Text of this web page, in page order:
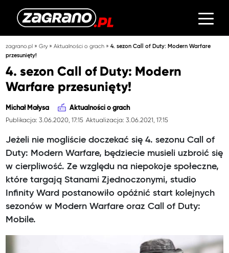
zagrano.pl »Gry»Aktualności o grach »4. sezon Call of Duty: Modern Warfare
przesunięty!
4. sezon Call of Duty: Modern
Warfare przesunięty!
Michał Małysa Aktualności o grach
Publikacja: 3.06.2020, 17:15 Aktualizacja: 3.06.2021, 17:15
Jeżeli nie mogliście doczekać się 4. sezonu Call of
Duty: Modern Warfare, będziecie musieli uzbroić się
w cierpliwość. Ze względu na niepokoje społeczne,
które targają Stanami Zjednoczonymi, studio
Infinity Ward postanowiło opóźnić start kolejnych
sezonów w Modern Warfare oraz Call of Duty:
Mobile.